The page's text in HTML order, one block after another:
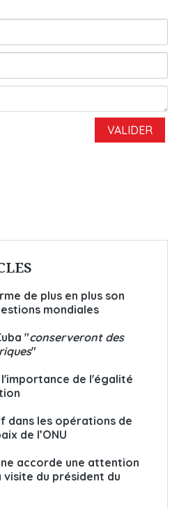
de plus en plus son
mondiales
"conserveront des
"
l'importance de l'égalité
dans les opérations de
de l’ONU
accorde une attention
du président du